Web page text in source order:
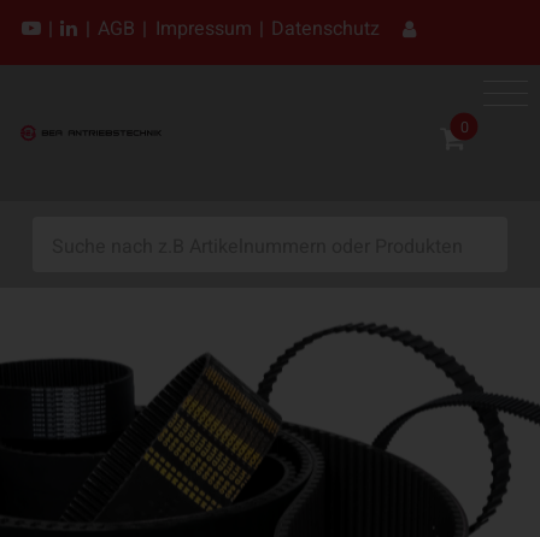
| | AGB | Impressum | Datenschutz
0